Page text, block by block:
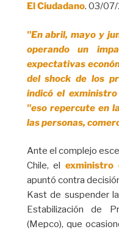
El Ciudadano. 03/
"En abril, mayo y
operando un
expectativas
del shock de los
indicó el
"eso repercute en
las personas,
Ante el complejo
Chile, elexministro
apuntó contra
Kast de suspender
Estabilización de
(Mepco), que